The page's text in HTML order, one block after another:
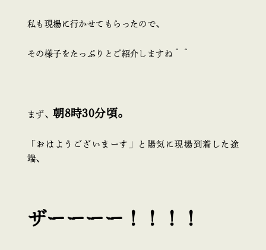
私も現場に行かせてもらったので、
その様子をたっぷりとご紹介しますね＾＾
まず、朝8時30分頃。
「おはようございまーす」と陽気に現場到着した途
端、
ザーーーー！！！！